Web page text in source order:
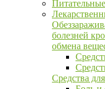
болезней
обмена
Средства